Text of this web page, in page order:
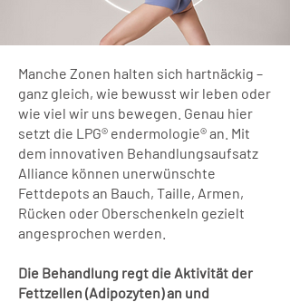
Manche Zonen halten sich hartnäckig –
ganz gleich, wie bewusst wir leben oder
wie viel wir uns bewegen. Genau hier
setzt die LPG® endermologie® an. Mit
dem innovativen Behandlungsaufsatz
Alliance können unerwünschte
Fettdepots an Bauch, Taille, Armen,
Rücken oder Oberschenkeln gezielt
angesprochen werden.
Die Behandlung regt die Aktivität der
Fettzellen (Adipozyten) an und